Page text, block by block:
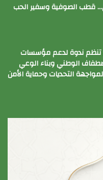
قطب الصوفية وسفير الحب
ندوة لدعم مؤسسات
الوطني وبناء الوعي
التحديات وحماية الأمن